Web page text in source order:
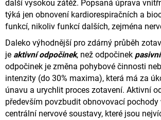
další vysokou zátěž. Popsaná úprava
týká jen obnovení kardiorespiračních a
funkcí, nikoliv funkcí dalších, zejména
Daleko výhodnější pro zdárný průběh
je aktivní odpočinek, než odpočinek pasivní
odpočinek je změna pohybové činnosti
intenzity (do 30% maxima), která má za
únavu a urychlit proces zotavení. Aktivní
především povzbudit obnovovací pochody
centrální nervové soustavy, které jsou